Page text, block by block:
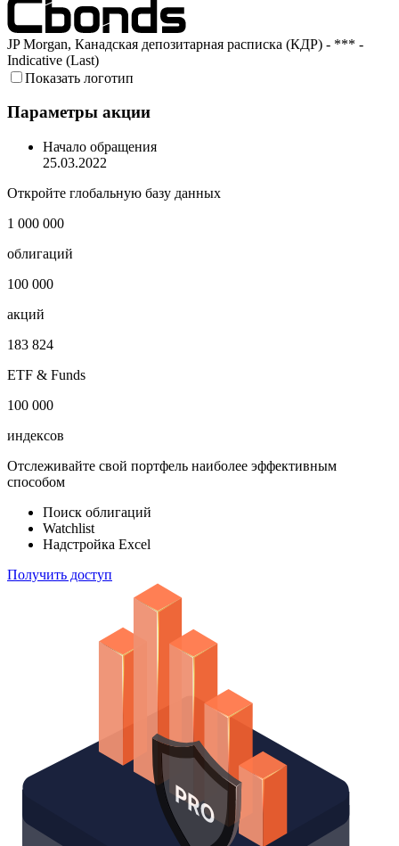
JP Morgan, Канадская депозитарная расписка (КДР) - *** -
Indicative (Last)
Показать логотип
Параметры акции
Начало обращения
25.03.2022
Откройте глобальную базу данных
1 000 000
облигаций
100 000
акций
183 824
ETF & Funds
100 000
индексов
Отслеживайте свой портфель наиболее эффективным
способом
Поиск облигаций
Watchlist
Надстройка Excel
Получить доступ